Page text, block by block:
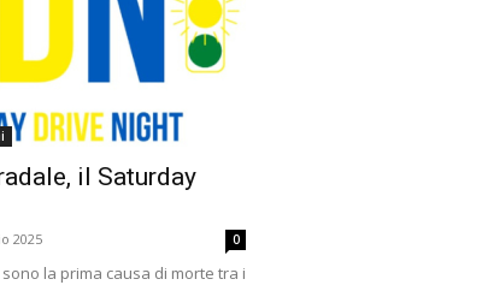
il Saturday
2025 0
la prima causa di morte tra i